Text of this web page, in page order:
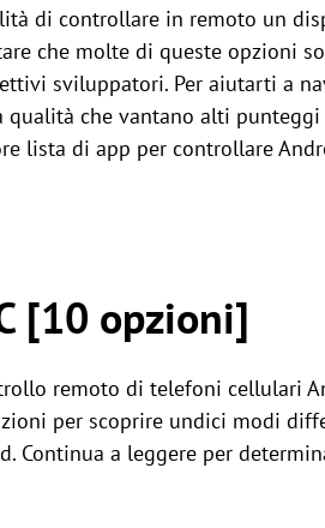
di controllare in remoto un
che molte di queste opzioni
sviluppatori. Per aiutarti a
che vantano alti punteggi
lista di app per controllare
[10 opzioni]
remoto di telefoni cellulari
per scoprire undici modi
a leggere per